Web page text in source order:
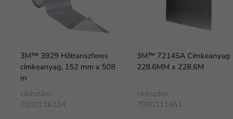
3M™ 3929 Hőtranszferes
címkeanyag, 152 mm x 508
m
cikkszám:
7000116134
3M™ 7214SA Címkeanyag
228.6MM x 228.6M
cikkszám:
7000111651